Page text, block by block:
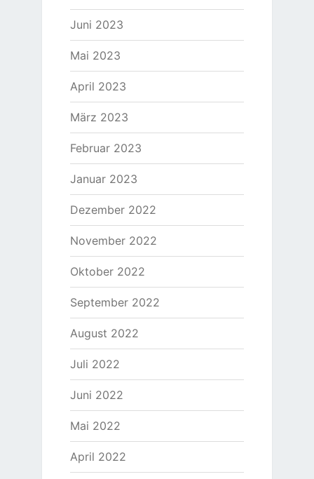
Juni 2023
Mai 2023
April 2023
März 2023
Februar 2023
Januar 2023
Dezember 2022
November 2022
Oktober 2022
September 2022
August 2022
Juli 2022
Juni 2022
Mai 2022
April 2022